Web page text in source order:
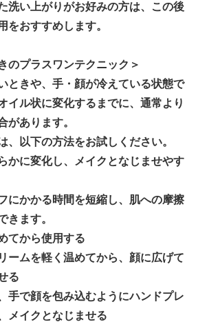
洗い上がりがお好みの方は、この後
をおすすめします。
のプラスワンテクニック＞
ときや、手・顔が冷えている状態で
イル状に変化するまでに、通常より
があります。
、以下の方法をお試しください。
かに変化し、メイクとなじませやす
にかかる時間を短縮し、肌への摩擦
きます。
てから使用する
ームを軽く温めてから、顔に広げて
る
手で顔を包み込むようにハンドプレ
メイクとなじませる